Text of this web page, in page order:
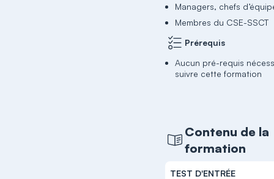
Managers, chefs
Membres du CSE-SSCT
Prérequis
Aucun pré-requis
suivre cette formation
Contenu de la
formation
TEST D'ENTRÉE